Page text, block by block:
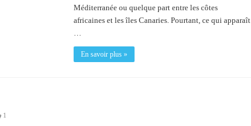
Méditerranée ou quelque part entre les côtes
africaines et les îles Canaries. Pourtant, ce qui apparaît
…
En savoir plus »
1